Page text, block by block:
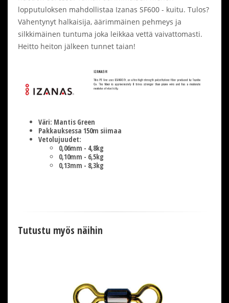
lopputuloksen mahdollistaa Izanas SF600 - kuitu. Tulos?
Vähentynyt halkaisija, äärimmäinen pehmeys ja
silkkimäinen tuntuma joka leikkaa vettä vaivattomasti.
Heitto heiton jälkeen tunnet taian!
Väri: Mantis Green
Pakkauksessa 150m siimaa
Vetolujuudet:
0,06mm - 4,8kg
0,10mm - 6,5kg
0,13mm - 8,3kg
Tutustu myös näihin